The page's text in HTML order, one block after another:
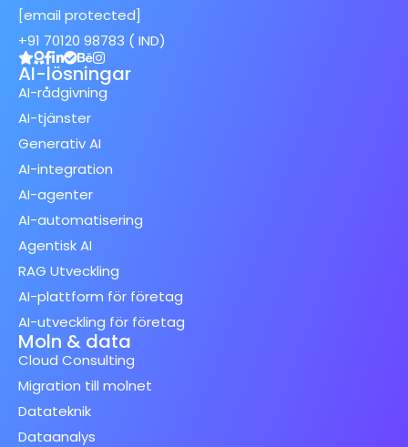
[email protected]
+91 70120 98783 ( IND)
AI-lösningar
AI-rådgivning
AI-tjänster
Generativ AI
AI-integration
AI-agenter
AI-automatisering
Agentisk AI
RAG Utveckling
AI-plattform för företag
AI-utveckling för företag
Moln & data
Cloud Consulting
Migration till molnet
Datateknik
Dataanalys